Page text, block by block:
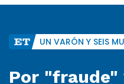
UN VARÓN Y SEIS
Por "fraude"